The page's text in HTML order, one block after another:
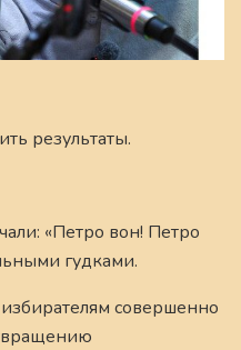
результаты.
«Петро вон! Петро
гудками.
совершенно